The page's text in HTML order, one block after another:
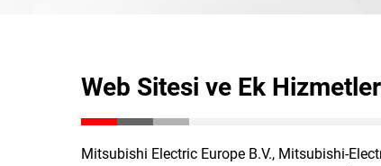
Web Sitesi ve Ek
Mitsubishi Electric Europe B.V., Mitsubishi-